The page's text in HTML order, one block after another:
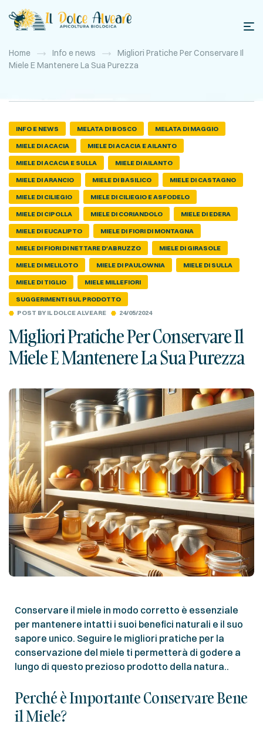
Home Info e news
Migliori Pratiche Per Conservare Il
Miele E Mantenere La Sua Purezza
24/05/2024
INFO E NEWS MELATA DI BOSCO MELATA DI MAGGIO
MIELE DI ACACIA MIELE DI ACACIA E AILANTO
MIELE DI ACACIA E SULLA MIELE DI AILANTO
MIELE DI ARANCIO MIELE DI BASILICO MIELE DI CASTAGNO
MIELE DI CILIEGIO MIELE DI CILIEGIO E ASFODELO
MIELE DI CIPOLLA MIELE DI CORIANDOLO MIELE DI EDERA
MIELE DI EUCALIPTO MIELE DI FIORI DI MONTAGNA
MIELE DI FIORI DI NETTARE D'ABRUZZO MIELE DI GIRASOLE
MIELE DI MELILOTO MIELE DI PAULOWNIA MIELE DI SULLA
MIELE DI TIGLIO MIELE MILLEFIORI
SUGGERIMENTI SUL PRODOTTO
POST BY IL DOLCE ALVEARE
Migliori Pratiche Per Conservare Il
Miele E Mantenere La Sua Purezza
Conservare il miele in modo corretto è essenziale
per mantenere intatti i suoi benefici naturali e il suo
sapore unico. Seguire le migliori pratiche per la
conservazione del miele ti permetterà di godere a
lungo di questo prezioso prodotto della natura..
Perché è Importante Conservare Bene
il Miele?